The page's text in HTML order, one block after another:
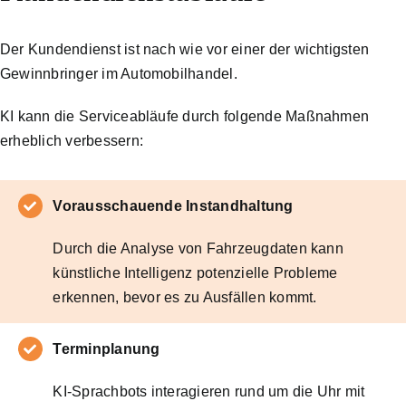
Der Kundendienst ist nach wie vor einer der wichtigsten
Gewinnbringer im Automobilhandel.
KI kann die Serviceabläufe durch folgende Maßnahmen
erheblich verbessern:
Vorausschauende Instandhaltung
Durch die Analyse von Fahrzeugdaten kann
künstliche Intelligenz potenzielle Probleme
erkennen, bevor es zu Ausfällen kommt.
Terminplanung
KI-Sprachbots interagieren rund um die Uhr mit